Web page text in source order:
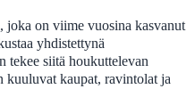
on viime vuosina kasvanut
yhdistettynä
tekee siitä houkuttelevan
kuuluvat kaupat, ravintolat ja